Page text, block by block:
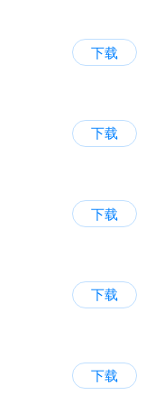
下载
下载
下载
下载
下载